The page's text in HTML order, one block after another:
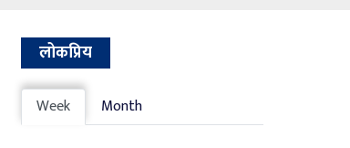
लोकप्रिय
Week Month